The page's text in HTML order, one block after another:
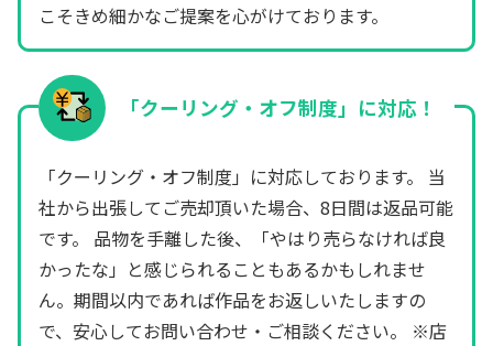
こそきめ細かなご提案を心がけております。
「クーリング・オフ制度」に対応！
「クーリング・オフ制度」に対応しております。 当
社から出張してご売却頂いた場合、8日間は返品可能
です。 品物を手離した後、「やはり売らなければ良
かったな」と感じられることもあるかもしれませ
ん。期間以内であれば作品をお返しいたしますの
で、安心してお問い合わせ・ご相談ください。 ※店